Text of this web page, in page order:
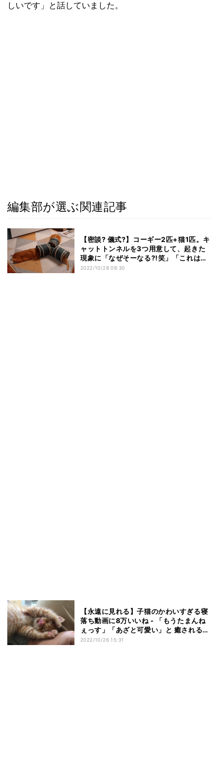
しいです」と話していました。
編集部が選ぶ関連記事
【密談? 儀式?】コーギー2匹+猫1匹。キ
ャットトンネルを3つ用意して、起きた
現象に「なぜそーなる?!笑」「これは笑
うしかないwww」と爆笑の嵐
2022/10/28 09:30
【永遠に見れる】子猫のかわいすぎる寝
落ち動画に8万いいね - 「もうたまんね
ぇっす」「あざと可愛い」と 癒される人
続出!
2022/10/26 15:31